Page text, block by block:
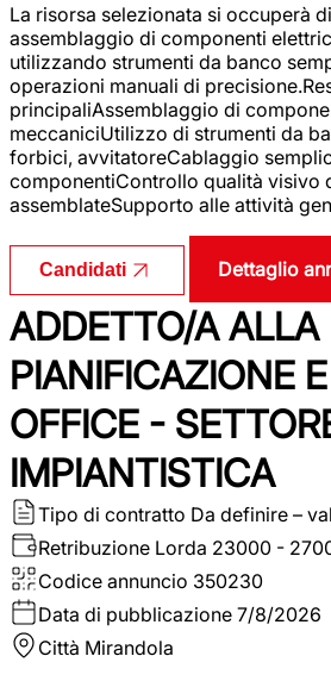
La risorsa selezionata si occuperà
assemblaggio di componenti
utilizzando strumenti da banco
operazioni manuali di
principaliAssemblaggio di
meccaniciUtilizzo di strumenti da
forbici, avvitatoreCablaggio
componentiControllo qualità visivo
assemblateSupporto alle attività
Candidati Dettaglio
ADDETTO/A ALLA
PIANIFICAZIONE
OFFICE -
IMPIANTISTICA
Tipo di contratto Da definire –
Retribuzione Lorda 23000 -
Codice annuncio 350230
Data di pubblicazione 7/8/2026
Città Mirandola